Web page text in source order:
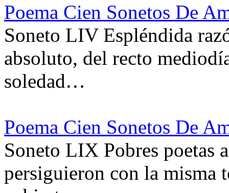
Poema Cien Sonetos De
Soneto LIV Espléndida
absoluto, del recto
soledad…
Poema Cien Sonetos De
Soneto LIX Pobres poetas
persiguieron con la misma